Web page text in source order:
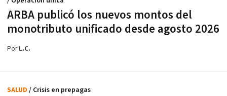
ARBA publicó los nuevos montos del
monotributo unificado desde agosto 2026
PorL.C.
SALUD / Crisis en prepagas